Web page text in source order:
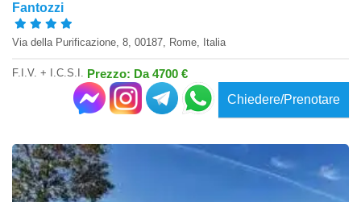
Fantozzi
Via della Purificazione, 8, 00187, Rome, Italia
F.I.V. + I.C.S.I. Prezzo: Da 4700 €
Chiedere/Prenotare